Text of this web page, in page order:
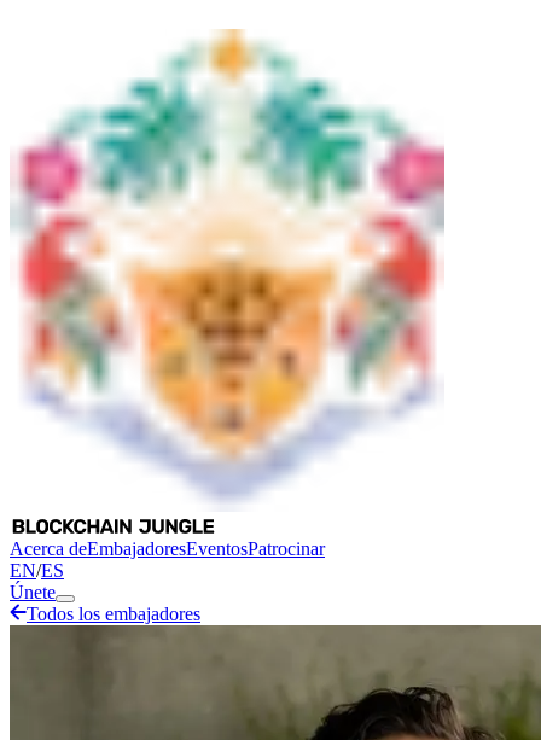
Acerca deEmbajadoresEventosPatrocinar
EN/ES
Únete
Todos los embajadores